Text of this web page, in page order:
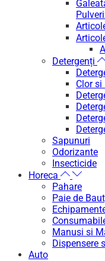
Detergenți
Clor si
Sapunuri
Odorizante
Insecticide
Horeca
Pahare
Paie de
Manusi si
Dispensere
Auto